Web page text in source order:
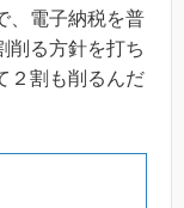
、電子納税を普
削る方針を打ち
２割も削るんだ